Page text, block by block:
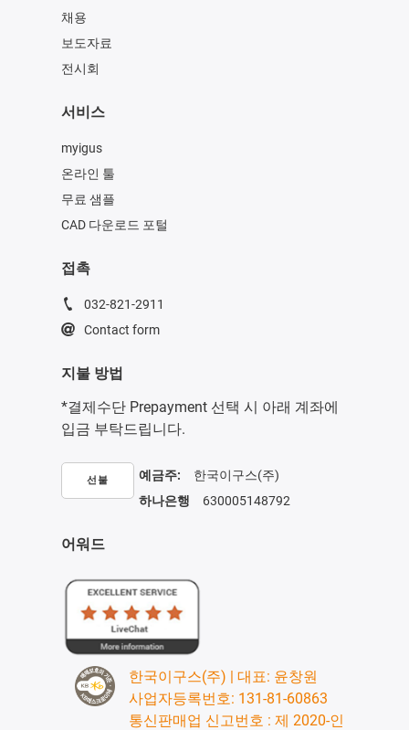
채용
보도자료
전시회
서비스
myigus
온라인 툴
무료 샘플
CAD 다운로드 포털
접촉
032-821-2911
Contact form
지불 방법
*결제수단 Prepayment 선택 시 아래 계좌에
입금 부탁드립니다.
선불 예금주: 한국이구스(주)
하나은행 630005148792
어워드
한국이구스(주) | 대표: 윤창원
사업자등록번호: 131-81-60863
통신판매업 신고번호 : 제 2020-인